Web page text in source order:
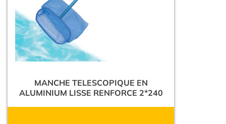
MANCHE TELESCOPIQUE EN
ALUMINIUM LISSE RENFORCE 2*240